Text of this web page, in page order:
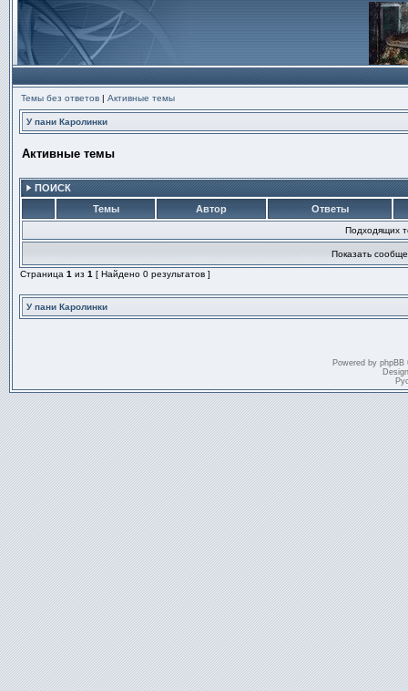
Темы без ответов | Активные темы
У пани Каролинки
Активные темы
ПОИСК
Темы
Автор Ответы
Подходящих
Показать
Страница 1 из 1 [ Найдено 0 результатов ]
У пани Каролинки
Powered by phpBB